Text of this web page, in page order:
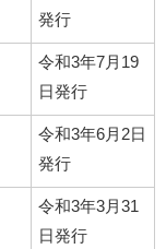
発行
令和3年7月19
日発行
令和3年6月2日
発行
令和3年3月31
日発行